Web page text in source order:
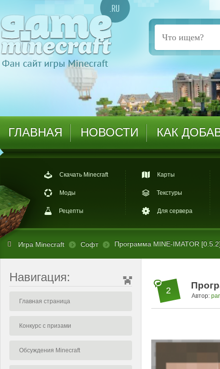
ГЛАВНАЯ НОВОСТИ КАК
Скачать Minecraft
Моды
Рецепты
Карты
Текстуры
Для сервера
Игра Minecraft Софт Программа MINE-IMATOR
Навигация:
Главная страница
Конкурс с призами
Обсуждения Minecraft
2
Автор: